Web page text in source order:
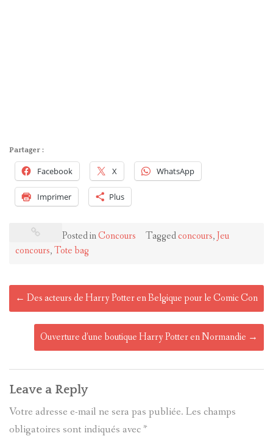
Partager :
Facebook X WhatsApp
Imprimer Plus
Posted inConcours Taggedconcours,Jeu
concours,Tote bag
Post
navigation
← Des acteurs de Harry Potter en Belgique pour le Comic Con
Ouverture d’une boutique Harry Potter en Normandie →
Leave a Reply
Votre adresse e-mail ne sera pas publiée. Les champs
obligatoires sont indiqués avec*